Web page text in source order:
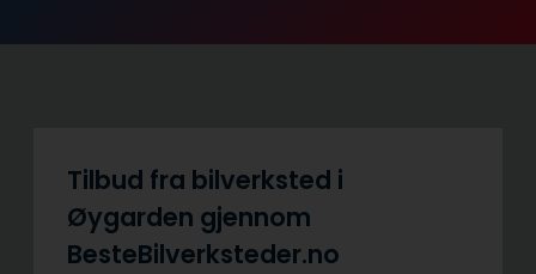
Tilbud fra bilverksted i
Øygarden gjennom
BesteBilverksteder.no